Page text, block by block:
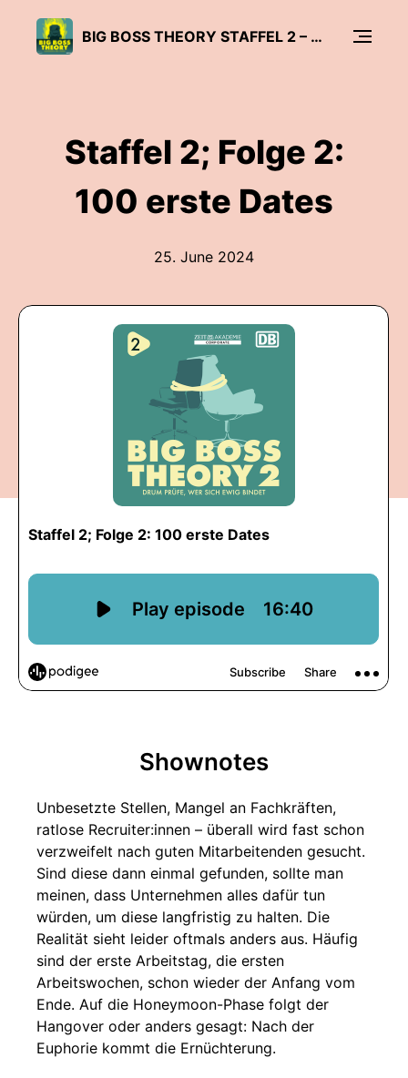
BIG BOSS THEORY STAFFEL 2 – DRUM PRÜFE, WER SICH EWIG BINDET
Staffel 2; Folge 2:
100 erste Dates
25. June 2024
Shownotes
Unbesetzte Stellen, Mangel an Fachkräften,
ratlose Recruiter:innen – überall wird fast schon
verzweifelt nach guten Mitarbeitenden gesucht.
Sind diese dann einmal gefunden, sollte man
meinen, dass Unternehmen alles dafür tun
würden, um diese langfristig zu halten. Die
Realität sieht leider oftmals anders aus. Häufig
sind der erste Arbeitstag, die ersten
Arbeitswochen, schon wieder der Anfang vom
Ende. Auf die Honeymoon-Phase folgt der
Hangover oder anders gesagt: Nach der
Euphorie kommt die Ernüchterung.